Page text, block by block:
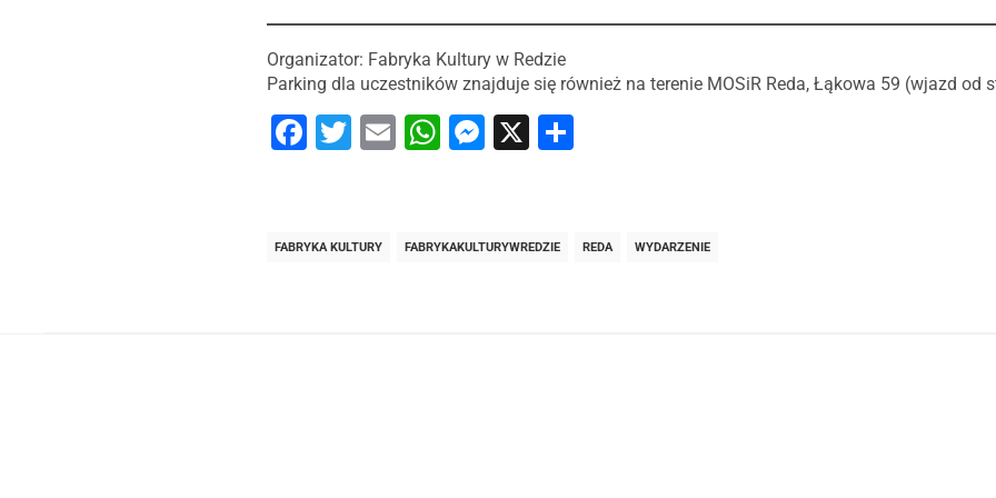
Organizator: Fabryka Kultury w Redzie
Parking dla uczestników znajduje się również na terenie MOSiR Reda, Łąkowa 59 (wjazd od
Facebook
Twitter
EmailWhatsApp
Messenger
X
FABRYKA KULTURY FABRYKAKULTURYWREDZIE REDA WYDARZENIE